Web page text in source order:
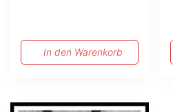
In den Warenkorb